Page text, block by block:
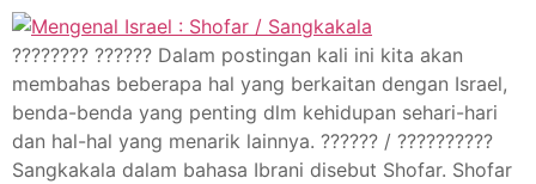
???????? ?????? Dalam postingan kali ini kita akan
membahas beberapa hal yang berkaitan dengan Israel,
benda-benda yang penting dlm kehidupan sehari-hari
dan hal-hal yang menarik lainnya. ?????? / ??????????
Sangkakala dalam bahasa Ibrani disebut Shofar. Shofar